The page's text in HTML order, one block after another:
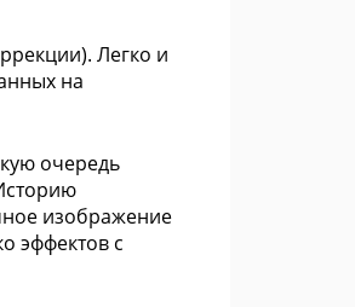
Легко и
на
очередь
изображение
эффектов с